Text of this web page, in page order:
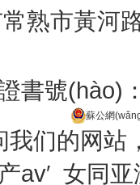
熟市黃河
書號(hào)
蘇公網
我们的网站
av′_女同